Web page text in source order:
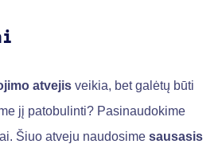
atvejis veikia, bet galėtų būti
jį patobulinti? Pasinaudokime
Šiuo atveju naudosime sausasis